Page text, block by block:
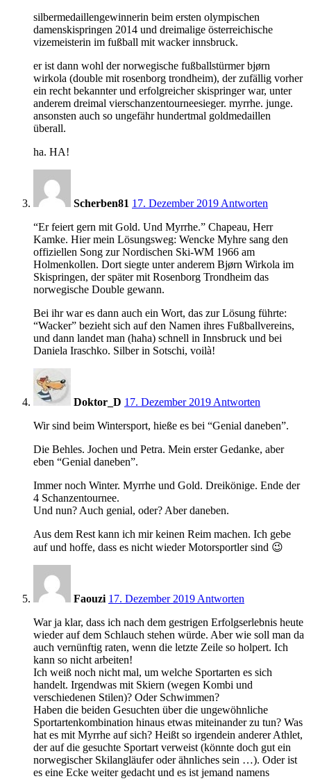
silbermedaillengewinnerin beim ersten olympischen
damenskispringen 2014 und dreimalige österreichische
vizemeisterin im fußball mit wacker innsbruck.
er ist dann wohl der norwegische fußballstürmer bjørn
wirkola (double mit rosenborg trondheim), der zufällig vorher
ein recht bekannter und erfolgreicher skispringer war, unter
anderem dreimal vierschanzentourneesieger. myrrhe. junge.
ansonsten auch so ungefähr hundertmal goldmedaillen
überall.
ha. HA!
Scherben81 17. Dezember 2019 Antworten
“Er feiert gern mit Gold. Und Myrrhe.” Chapeau, Herr
Kamke. Hier mein Lösungsweg: Wencke Myhre sang den
offiziellen Song zur Nordischen Ski-WM 1966 am
Holmenkollen. Dort siegte unter anderem Bjørn Wirkola im
Skispringen, der später mit Rosenborg Trondheim das
norwegische Double gewann.
Bei ihr war es dann auch ein Wort, das zur Lösung führte:
“Wacker” bezieht sich auf den Namen ihres Fußballvereins,
und dann landet man (haha) schnell in Innsbruck und bei
Daniela Iraschko. Silber in Sotschi, voilà!
Doktor_D 17. Dezember 2019 Antworten
Wir sind beim Wintersport, hieße es bei “Genial daneben”.
Die Behles. Jochen und Petra. Mein erster Gedanke, aber
eben “Genial daneben”.
Immer noch Winter. Myrrhe und Gold. Dreikönige. Ende der
4 Schanzentournee.
Und nun? Auch genial, oder? Aber daneben.
Aus dem Rest kann ich mir keinen Reim machen. Ich gebe
auf und hoffe, dass es nicht wieder Motorsportler sind 😉
Faouzi 17. Dezember 2019 Antworten
War ja klar, dass ich nach dem gestrigen Erfolgserlebnis heute
wieder auf dem Schlauch stehen würde. Aber wie soll man da
auch vernünftig raten, wenn die letzte Zeile so holpert. Ich
kann so nicht arbeiten!
Ich weiß noch nicht mal, um welche Sportarten es sich
handelt. Irgendwas mit Skiern (wegen Kombi und
verschiedenen Stilen)? Oder Schwimmen?
Haben die beiden Gesuchten über die ungewöhnliche
Sportartenkombination hinaus etwas miteinander zu tun? Was
hat es mit Myrrhe auf sich? Heißt so irgendein anderer Athlet,
der auf die gesuchte Sportart verweist (könnte doch gut ein
norwegischer Skilangläufer oder ähnliches sein …). Oder ist
es eine Ecke weiter gedacht und es ist jemand namens